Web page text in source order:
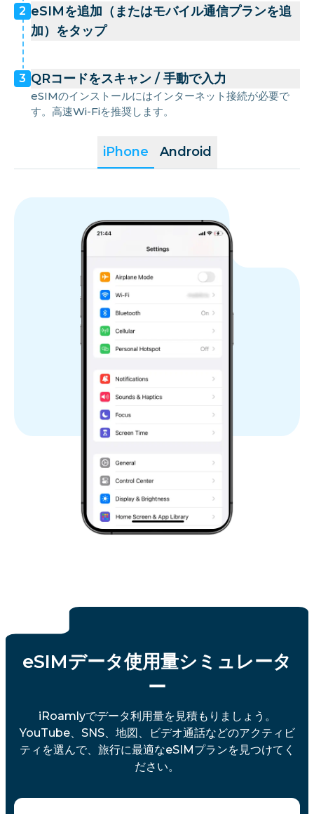
iPhone Android
2 eSIMを追加（またはモバイル通信プランを追
加）をタップ
3 QRコードをスキャン / 手動で入力
eSIMのインストールにはインターネット接続が必要で
す。高速Wi-Fiを推奨します。
eSIMデータ使用量シミュレータ
ー
iRoamlyでデータ利用量を見積もりましょう。
YouTube、SNS、地図、ビデオ通話などのアクティビ
ティを選んで、旅行に最適なeSIMプランを見つけてく
ださい。